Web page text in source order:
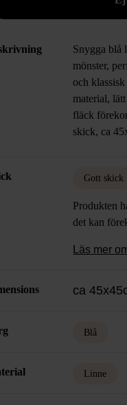
Snygga blå
mönster,
och
material,
fläck
skick, ca
Gott skick
Produkten
det kan
Läs mer
ca
Blå
Linne